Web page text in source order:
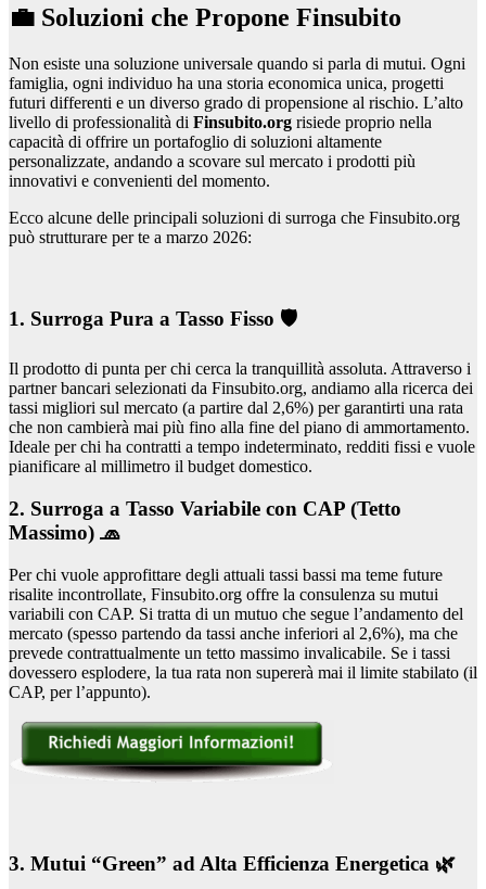
💼 Soluzioni che Propone Finsubito
Non esiste una soluzione universale quando si parla di mutui. Ogni
famiglia, ogni individuo ha una storia economica unica, progetti
futuri differenti e un diverso grado di propensione al rischio. L’alto
livello di professionalità di Finsubito.org risiede proprio nella
capacità di offrire un portafoglio di soluzioni altamente
personalizzate, andando a scovare sul mercato i prodotti più
innovativi e convenienti del momento.
Ecco alcune delle principali soluzioni di surroga che Finsubito.org
può strutturare per te a marzo 2026:
1. Surroga Pura a Tasso Fisso 🛡️
Il prodotto di punta per chi cerca la tranquillità assoluta. Attraverso i
partner bancari selezionati da Finsubito.org, andiamo alla ricerca dei
tassi migliori sul mercato (a partire dal 2,6%) per garantirti una rata
che non cambierà mai più fino alla fine del piano di ammortamento.
Ideale per chi ha contratti a tempo indeterminato, redditi fissi e vuole
pianificare al millimetro il budget domestico.
2. Surroga a Tasso Variabile con CAP (Tetto
Massimo) 🧢
Per chi vuole approfittare degli attuali tassi bassi ma teme future
risalite incontrollate, Finsubito.org offre la consulenza su mutui
variabili con CAP. Si tratta di un mutuo che segue l’andamento del
mercato (spesso partendo da tassi anche inferiori al 2,6%), ma che
prevede contrattualmente un tetto massimo invalicabile. Se i tassi
dovessero esplodere, la tua rata non supererà mai il limite stabilato (il
CAP, per l’appunto).
3. Mutui “Green” ad Alta Efficienza Energetica 🌿